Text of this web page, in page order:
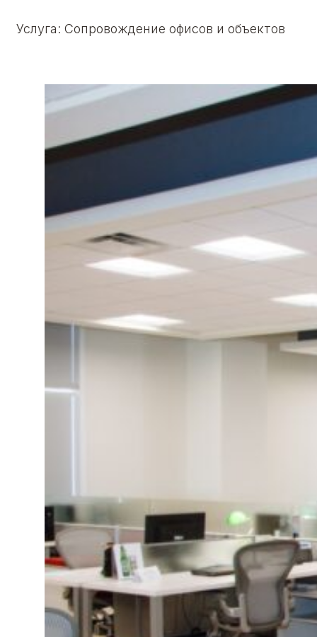
Услуга: Сопровождение офисов и объектов